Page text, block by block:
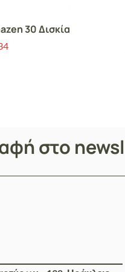
30 Δισκία
στο